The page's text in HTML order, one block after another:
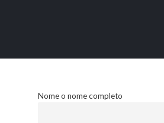
Nome o nome completo